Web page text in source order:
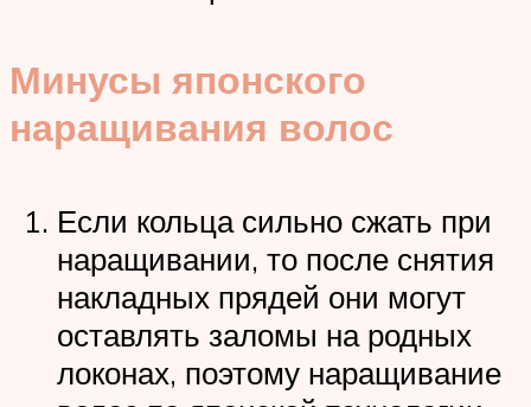
Минусы японского
наращивания волос
Если кольца сильно сжать при
наращивании, то после снятия
накладных прядей они могут
оставлять заломы на родных
локонах, поэтому наращивание